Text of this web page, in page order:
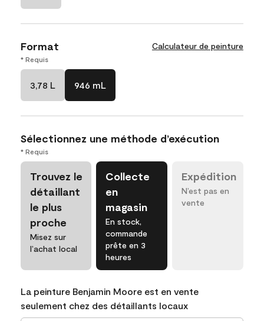
Format Calculateur de peinture
* Requis
3,78 L 946 mL
Sélectionnez une méthode d’exécution
* Requis
Trouvez le
détaillant
le plus
proche
Misez sur
l’achat local
Collecte
en
magasin
En stock,
commande
prête en 3
heures
Expédition
N’est pas en
vente
La peinture Benjamin Moore est en vente
seulement chez des détaillants locaux